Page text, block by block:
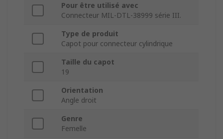
Pour être utilisé avec
Connecteur MIL-DTL-38999 série III.
Type de produit
Capot pour connecteur cylindrique
Taille du capot
19
Orientation
Angle droit
Genre
Femelle